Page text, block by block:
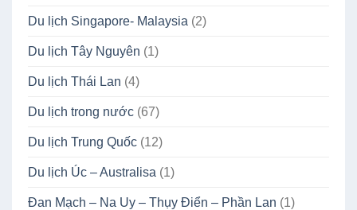
Du lịch Singapore- Malaysia (2)
Du lịch Tây Nguyên (1)
Du lịch Thái Lan (4)
Du lịch trong nước (67)
Du lịch Trung Quốc (12)
Du lịch Úc – Australisa (1)
Đan Mạch – Na Uy – Thụy Điển – Phần Lan (1)